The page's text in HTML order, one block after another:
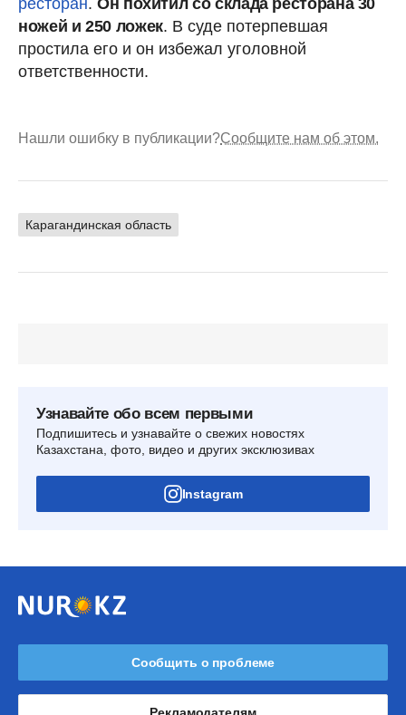
ножей и 250 ложек. В суде потерпевшая
простила его и он избежал уголовной
ответственности.
Нашли ошибку в публикации?Сообщите нам об этом.
Карагандинская область
Узнавайте обо всем первыми
Подпишитесь и узнавайте о свежих новостях
Казахстана, фото, видео и других эксклюзивах
Instagram
Сообщить о проблеме
Рекламодателям